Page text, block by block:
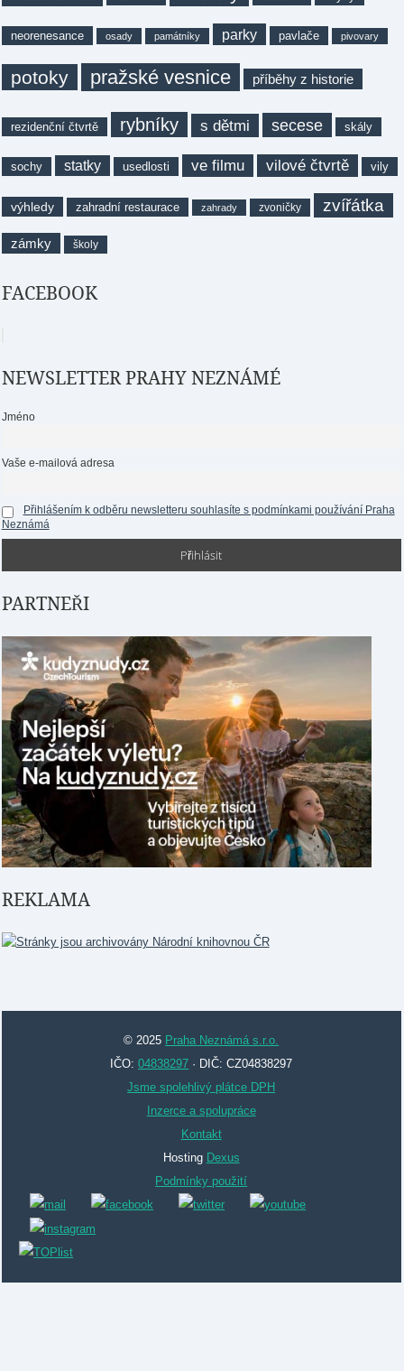
neorenesance osady památníky parky pavlače pivovary
potoky pražské vesnice příběhy z historie
rezidenční čtvrtě rybníky s dětmi secese skály
sochy statky usedlosti ve filmu vilové čtvrtě vily
výhledy zahradní restaurace zahrady zvoničky zvířátka
zámky školy
FACEBOOK
NEWSLETTER PRAHY NEZNÁMÉ
Jméno
Vaše e-mailová adresa
Přihlášením k odběru newsletteru souhlasíte s podmínkami používání Praha
Neznámá
PARTNEŘI
REKLAMA
© 2025 Praha Neznámá s.r.o.
IČO:04838297 · DIČ: CZ04838297
Jsme spolehlivý plátce DPH
Inzerce a spolupráce
Kontakt
Hosting Dexus
Podmínky použití